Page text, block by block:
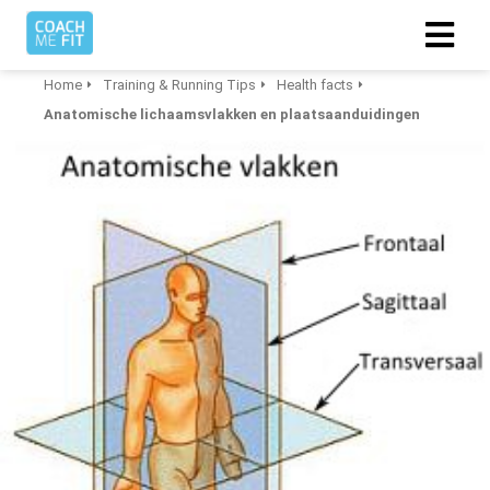
Home Training & Running Tips
Health facts
Anatomische lichaamsvlakken en plaatsaanduidingen
gebruikt